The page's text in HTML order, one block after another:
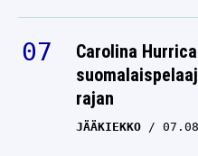
Carolina
rajan
JÄÄKIEKKO